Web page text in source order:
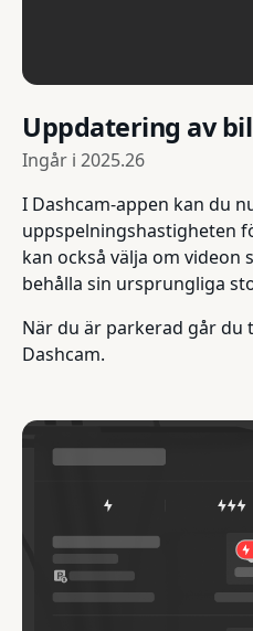
Uppdatering av
Ingår i 2025.26
I Dashcam-appen kan du
uppspelningshastigheten
kan också välja om videon
behålla sin ursprungliga
När du är parkerad går du
Dashcam.